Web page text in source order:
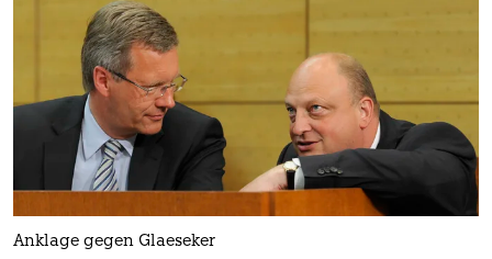
Anklage gegen Glaeseker